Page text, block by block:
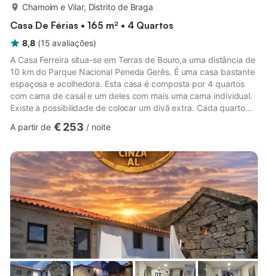
Chamoim e Vilar, Distrito de Braga
Casa De Férias • 165 m² • 4 Quartos
8,8 (15 avaliações)
A Casa Ferreira situa-se em Terras de Bouro,a uma distância de
10 km do Parque Nacional Peneda Gerês. É uma casa bastante
espaçosa e acolhedora. Esta casa é composta por 4 quartos
com cama de casal e um deles com mais uma cama individual.
Existe a possibilidade de colocar um divã extra. Cada quarto
totalmente equipadas. Dispõem de estacionamento gratuito,
A partir de € 253 / noite